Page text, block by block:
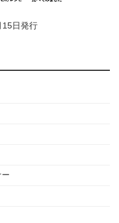
日発行